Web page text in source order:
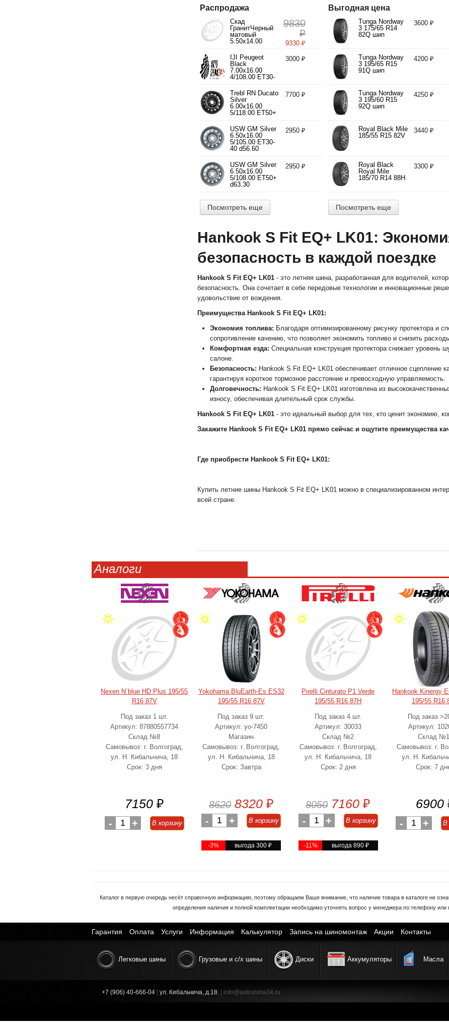
Распродажа
Скад
ГранитЧерный
матовый
5.50x14.00
d58.60
9830
₽
9330 ₽
IJI Peugeot
Black
7.00x16.00
4/108.00 ET30-
3000 ₽
Trebl RN Ducato
Silver
6.00x16.00
5/118.00 ET50+
7700 ₽
USW GM Silver
6.50x16.00
5/105.00 ET30-
40 d56.60
2950 ₽
USW GM Silver
6.50x16.00
5/108.00 ET50+
d63.30
2950 ₽
Посмотреть еще
Выгодная цена
Tunga Nordway
3 175/65 R14
82Q шип
3600 ₽
Tunga Nordway
3 195/65 R15
91Q шип
4200 ₽
Tunga Nordway
3 195/60 R15
92Q шип
4250 ₽
Royal Black Mile
185/55 R15 82V
3440 ₽
Royal Black
Royal Mile
185/70 R14 88H
3300 ₽
Посмотреть еще
Hankook S Fit EQ+ LK01:
безопасность в каждой поездке
Hankook S Fit EQ+ LK01 - это летняя шина, разработанная для водителей,
безопасность. Она сочетает в себе передовые технологии и инновационные
удовольствие от вождения.
Преимущества Hankook S Fit EQ+ LK01:
Экономия топлива: Благодаря оптимизированному рисунку протектора и
сопротивление качению, что позволяет экономить топливо и снизить
Комфортная езда: Специальная конструкция протектора снижает
салоне.
Безопасность: Hankook S Fit EQ+ LK01 обеспечивает отличное сцепление
гарантируя короткое тормозное расстояние и превосходную управляемость.
Долговечность: Hankook S Fit EQ+ LK01 изготовлена из
износу, обеспечивая длительный срок службы.
Hankook S Fit EQ+ LK01 - это идеальный выбор для тех, кто ценит экономию,
Закажите Hankook S Fit EQ+ LK01 прямо сейчас и ощутите преимущества
Где приобрести Hankook S Fit EQ+ LK01:
Купить летние шины Hankook S Fit EQ+ LK01 можно в специализированном
всей стране.
Аналоги
Nexen N`blue HD Plus 195/55
R16 87V
Под заказ 1 шт.
Артикул: 87880557734
Склад №8
Самовывоз: г. Волгоград,
ул. Н. Кибальчича, 18
Срок: 3 дня
7150 ₽
- 1 + В корзину
Yokohama BluEarth-Es ES32
195/55 R16 87V
Под заказ 9 шт.
Артикул: yo-7450
Магазин
Самовывоз: г. Волгоград,
ул. Н. Кибальчича, 18
Срок: Завтра
8620 8320 ₽
- 1 + В корзину
-3% выгода 300₽
Pirelli Cinturato P1 Verde
195/55 R16 87H
Под заказ 4 шт.
Артикул: 30033
Склад №2
Самовывоз: г. Волгоград,
ул. Н. Кибальчича, 18
Срок: 2 дня
8050 7160 ₽
- 1 + В корзину
-11% выгода 890 ₽
Hankook Kinergy
195/55 R16
Под заказ
Артикул:
Склад
Самовывоз: г.
ул. Н.
Срок: 7
6900
- 1 + В
Каталог в первую очередь несёт справочную информацию, поэтому обращаем Ваше внимание, что наличие товара в каталоге не
определения наличия и полной комплектации необходимо уточнять вопрос у менеджера по телефону или
Гарантия Оплата Услуги Информация Калькулятор Запись на шиномонтаж Акции Контакты
Легковые шины Грузовые и с/х шины Диски Аккумуляторы Масла
+7 (906) 40-666-04 | ул. Кибальчича, д.18 , | info@avtoshina34.ru